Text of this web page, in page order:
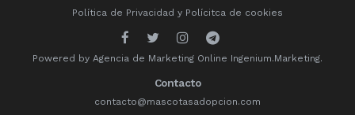
Política de Privacidad y Polícitca de cookies
Powered by Agencia de Marketing Online Ingenium.Marketing.
Contacto
contacto@mascotasadopcion.com